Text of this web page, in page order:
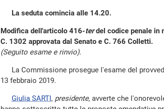
La seduta comincia alle 14.20.
Modifica dell'articolo 416-terdel codice penale in
C. 1302 approvata dal Senato e C. 766 Colletti.
(Seguito esame e rinvio).
La Commissione prosegue l'esame del
13 febbraio 2019.
Giulia SARTI, presidente, avverte che